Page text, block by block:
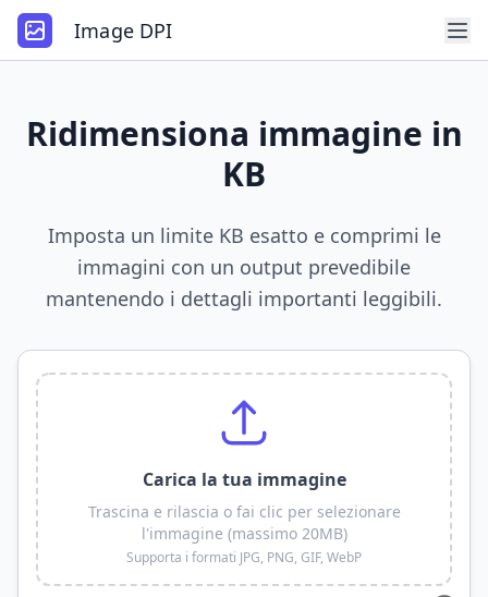
Image DPI
Ridimensiona immagine in
KB
Imposta un limite KB esatto e comprimi le
immagini con un output prevedibile
mantenendo i dettagli importanti leggibili.
Carica la tua immagine
Trascina e rilascia o fai clic per selezionare
l'immagine (massimo 20MB)
Supporta i formati JPG, PNG, GIF, WebP